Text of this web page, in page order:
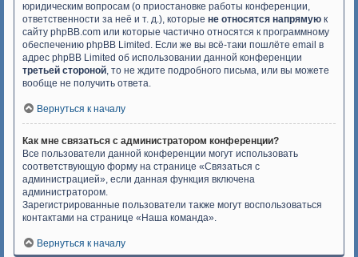
юридическим вопросам (о приостановке работы конференции,
ответственности за неё и т. д.), которые не относятся напрямую к
сайту phpBB.com или которые частично относятся к программному
обеспечению phpBB Limited. Если же вы всё-таки пошлёте email в
адрес phpBB Limited об использовании данной конференции
третьей стороной, то не ждите подробного письма, или вы можете
вообще не получить ответа.
Вернуться к началу
Как мне связаться с администратором конференции?
Все пользователи данной конференции могут использовать
соответствующую форму на странице «Связаться с
администрацией», если данная функция включена
администратором.
Зарегистрированные пользователи также могут воспользоваться
контактами на странице «Наша команда».
Вернуться к началу